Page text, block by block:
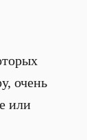
очень
или